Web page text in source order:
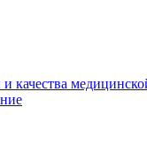
качества